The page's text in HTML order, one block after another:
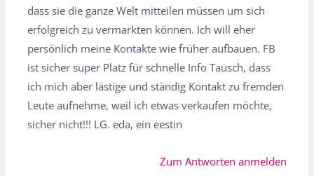
dass sie die ganze Welt mitteilen müssen um sich
erfolgreich zu vermarkten können. Ich will eher
persönlich meine Kontakte wie früher aufbauen. FB
ist sicher super Platz für schnelle Info Tausch, dass
ich mich aber lästige und ständig Kontakt zu fremden
Leute aufnehme, weil ich etwas verkaufen möchte,
sicher nicht!!! LG. eda, ein eestin
Zum Antworten anmelden